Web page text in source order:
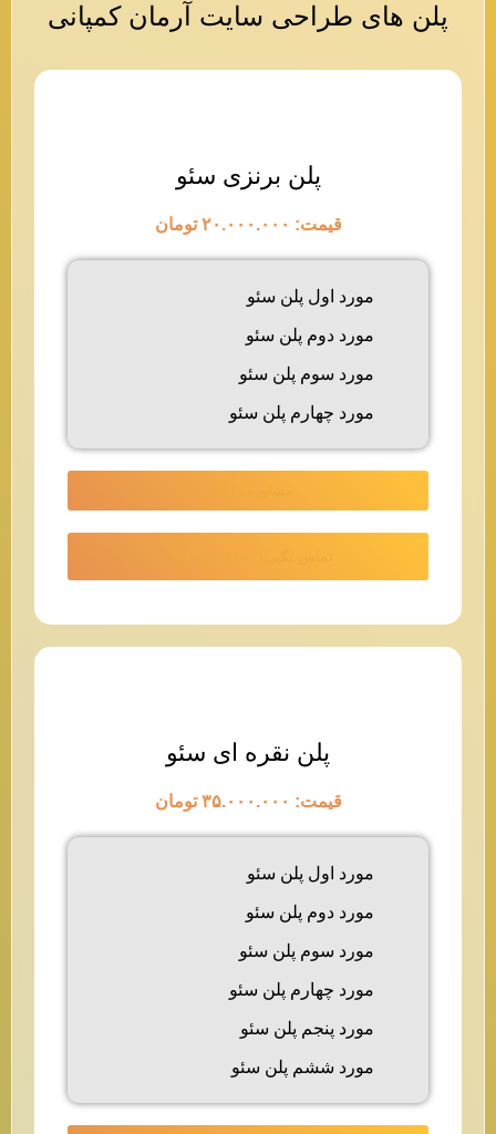
پلن های طراحی سایت آرمان کمپانی
پلن برنزی سئو
قیمت: ۲۰.۰۰۰.۰۰۰ تومان
مورد اول پلن سئو
مورد دوم پلن سئو
مورد سوم پلن سئو
مورد چهارم پلن سئو
پلن نقره ای سئو
قیمت: ۳۵.۰۰۰.۰۰۰ تومان
مورد اول پلن سئو
مورد دوم پلن سئو
مورد سوم پلن سئو
مورد چهارم پلن سئو
مورد پنجم پلن سئو
مورد ششم پلن سئو